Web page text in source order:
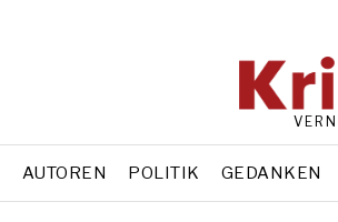
AUTOREN POLITIK GEDANKEN